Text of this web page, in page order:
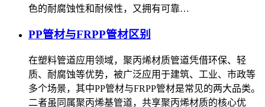
色的耐腐蚀性和耐候性，又拥有可靠…
PP管材与FRPP管材区别
在塑料管道应用领域，聚丙烯材质管道凭借环保、轻
质、耐腐蚀等优势，被广泛应用于建筑、工业、市政等
多个场景，其中PP管材与FRPP管材是常见的两大品类。
二者虽同属聚丙烯基管道，共享聚丙烯材质的核心优